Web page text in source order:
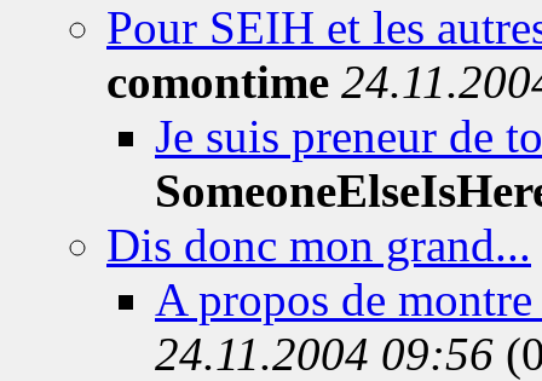
Pour SEIH et les
comontime
Je suis preneur de
Dis donc mon grand...
A propos de
24.11.2004 09:56